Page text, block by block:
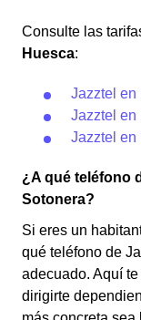
Consulte las
Huesca:
Jazztel en
Jazztel en
Jazztel en
¿A qué teléfono
Sotonera?
Si eres un
qué teléfono de
adecuado. Aquí
dirigirte